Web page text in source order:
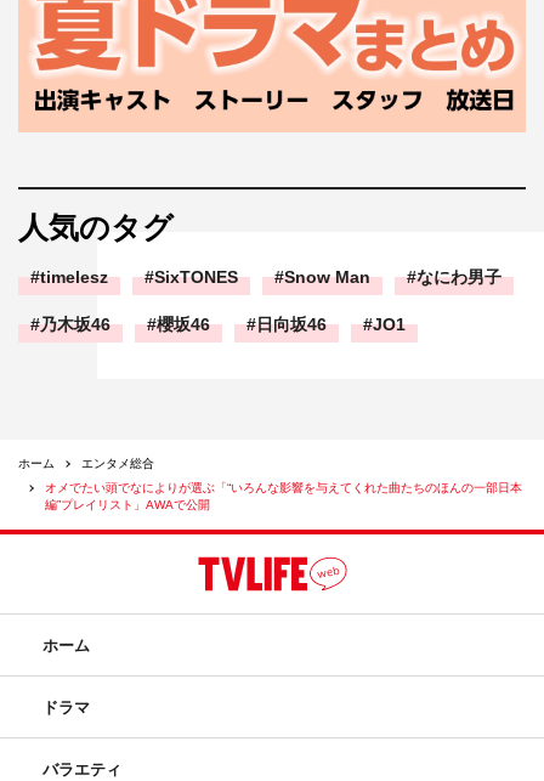
人気のタグ
timelesz SixTONES Snow Man なにわ男子
乃木坂46 櫻坂46 日向坂46 JO1
ホーム
エンタメ総合
オメでたい頭でなによりが選ぶ「“いろんな影響を与えてくれた曲たちのほんの一部日本
編”プレイリスト」AWAで公開
ホーム
ドラマ
バラエティ